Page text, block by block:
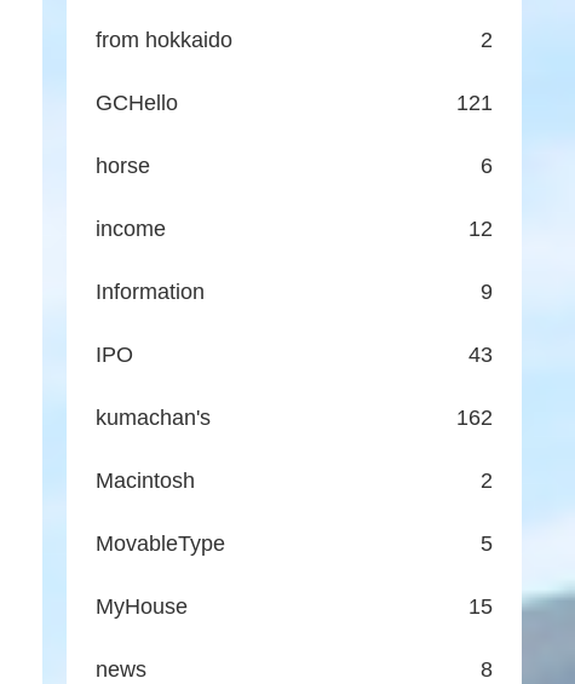
from hokkaido 2
GCHello 121
horse 6
income 12
Information 9
IPO 43
kumachan's 162
Macintosh 2
MovableType 5
MyHouse 15
news 8